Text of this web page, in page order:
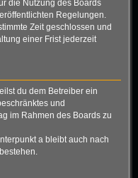
die Nutzung des Boards
Regelungen.
Zeit geschlossen und
einer Frist jederzeit
du dem Betreiber ein
und
im Rahmen des Boards zu
a bleibt auch nach